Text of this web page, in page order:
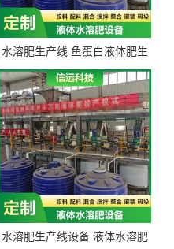
水溶肥生产线 鱼蛋白液体肥生
产设备 氨基酸液态肥全套设备
水溶肥生产线设备 液体水溶肥